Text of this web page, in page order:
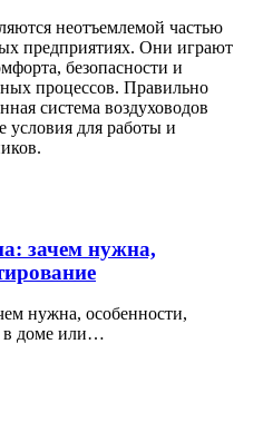
неотъемлемой частью
предприятиях. Они играют
безопасности и
процессов. Правильно
система воздуховодов
условия для работы и
зачем нужна,
нужна, особенности,
в доме или…